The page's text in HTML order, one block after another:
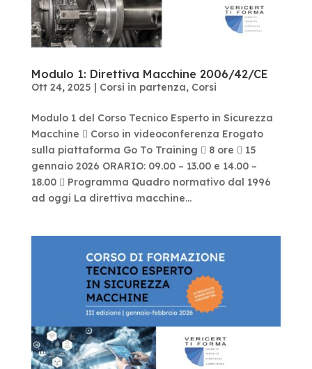
Modulo 1: Direttiva Macchine 2006/42/CE
Ott 24, 2025 Corsi in partenza, Corsi
Modulo 1 del Corso Tecnico Esperto in Sicurezza
Macchine  Corso in videoconferenza Erogato
sulla piattaforma Go To Training  8 ore  15
gennaio 2026 ORARIO: 09.00 – 13.00 e 14.00 –
18.00  Programma Quadro normativo dal 1996
ad oggi La direttiva macchine...